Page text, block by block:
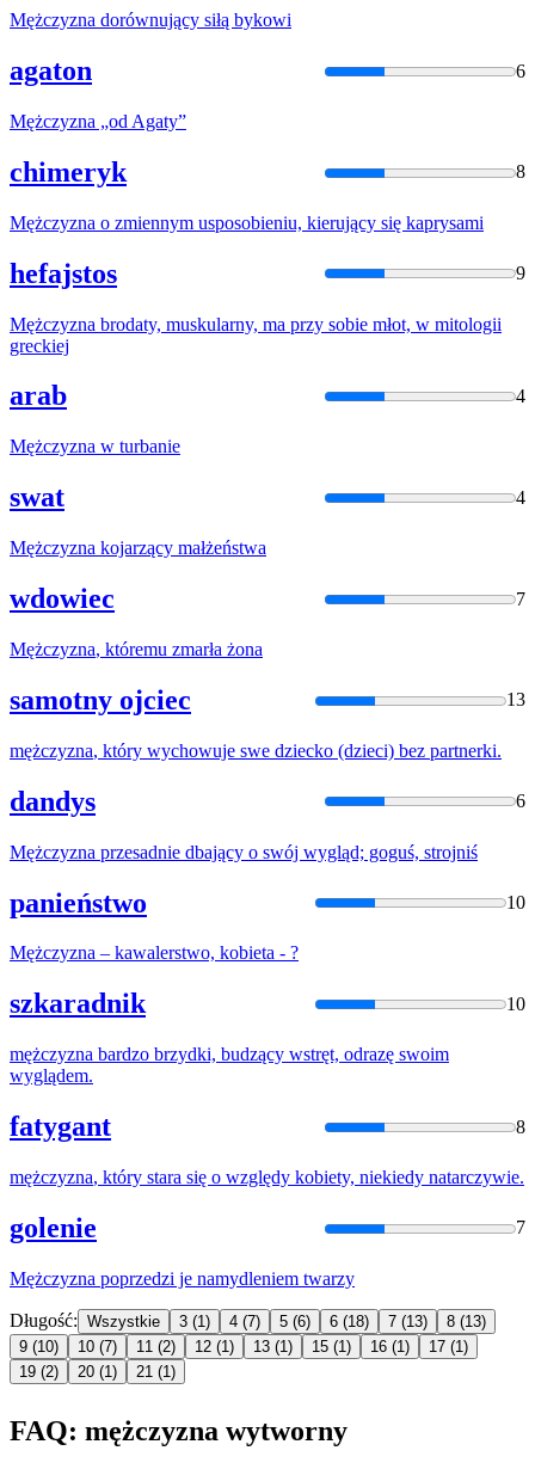
Mężczyzna dorównujący siłą bykowi
agaton 6
Mężczyzna „od Agaty”
chimeryk 8
Mężczyzna o zmiennym usposobieniu, kierujący się kaprysami
hefajstos 9
Mężczyzna brodaty, muskularny, ma przy sobie młot, w mitologii
greckiej
arab 4
Mężczyzna w turbanie
swat 4
Mężczyzna kojarzący małżeństwa
wdowiec 7
Mężczyzna, któremu zmarła żona
samotny ojciec 13
mężczyzna, który wychowuje swe dziecko (dzieci) bez partnerki.
dandys 6
Mężczyzna przesadnie dbający o swój wygląd; goguś, strojniś
panieństwo 10
Mężczyzna – kawalerstwo, kobieta - ?
szkaradnik 10
mężczyzna bardzo brzydki, budzący wstręt, odrazę swoim
wyglądem.
fatygant 8
mężczyzna, który stara się o względy kobiety, niekiedy natarczywie.
golenie 7
Mężczyzna poprzedzi je namydleniem twarzy
Długość: Wszystkie 3 (1) 4 (7) 5 (6) 6 (18) 7 (13) 8 (13)
9 (10) 10 (7) 11 (2) 12 (1) 13 (1) 15 (1) 16 (1) 17 (1)
19 (2) 20 (1) 21 (1)
FAQ: mężczyzna wytworny